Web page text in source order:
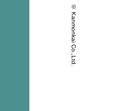
© Kanmonkai Co.,Ltd.